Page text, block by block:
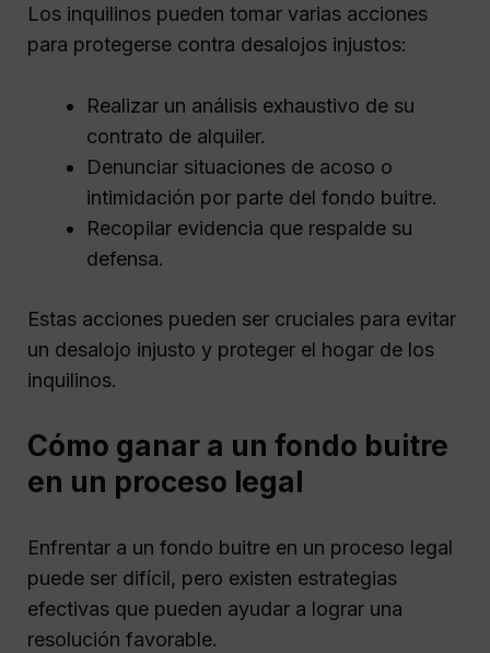
Los inquilinos pueden tomar varias acciones
para protegerse contra desalojos injustos:
Realizar un análisis exhaustivo de su
contrato de alquiler.
Denunciar situaciones de acoso o
intimidación por parte del fondo buitre.
Recopilar evidencia que respalde su
defensa.
Estas acciones pueden ser cruciales para evitar
un desalojo injusto y proteger el hogar de los
inquilinos.
Cómo ganar a un fondo buitre
en un proceso legal
Enfrentar a un fondo buitre en un proceso legal
puede ser difícil, pero existen estrategias
efectivas que pueden ayudar a lograr una
resolución favorable.